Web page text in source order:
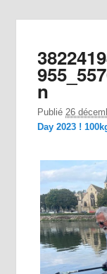
n
Publié26
Day 2023 !